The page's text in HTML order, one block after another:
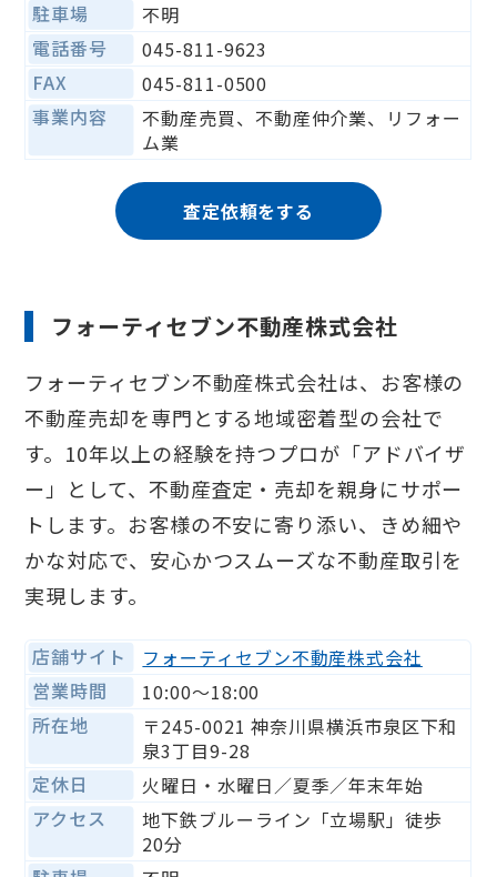
駐車場
不明
電話番号
045-811-9623
FAX
045-811-0500
事業内容
不動産売買、不動産仲介業、リフォー
ム業
査定依頼をする
フォーティセブン不動産株式会社
フォーティセブン不動産株式会社は、お客様の
不動産売却を専門とする地域密着型の会社で
す。10年以上の経験を持つプロが「アドバイザ
ー」として、不動産査定・売却を親身にサポー
トします。お客様の不安に寄り添い、きめ細や
かな対応で、安心かつスムーズな不動産取引を
実現します。
店舗サイト
フォーティセブン不動産株式会社
営業時間
10:00〜18:00
所在地
〒245-0021 神奈川県横浜市泉区下和
泉3丁目9-28
定休日
火曜日・水曜日／夏季／年末年始
アクセス
地下鉄ブルーライン「立場駅」徒歩
20分